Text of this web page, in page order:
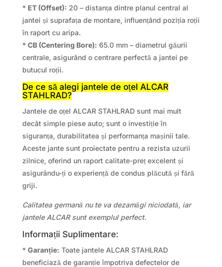
* ET (Offset): 20 – distanța dintre planul central al
jantei și suprafața de montare, influențând poziția roții
în raport cu aripa.
* CB (Centering Bore): 65.0 mm – diametrul găurii
centrale, asigurând o centrare perfectă a jantei pe
butucul roții.
De ce să alegi jantele de oțel ALCAR
STAHLRAD?
Jantele de oțel ALCAR STAHLRAD sunt mai mult
decât simple piese auto; sunt o investiție în
siguranța, durabilitatea și performanța mașinii tale.
Aceste jante sunt proiectate pentru a rezista uzurii
zilnice, oferind un raport calitate-preț excelent și
asigurându-ți o experiență de condus plăcută și fără
griji.
Calitatea germană nu te va dezamăgi niciodată, iar
jantele ALCAR sunt exemplul perfect.
Informații Suplimentare:
* Garanție: Toate jantele ALCAR STAHLRAD
beneficiază de garanție împotriva defectelor de